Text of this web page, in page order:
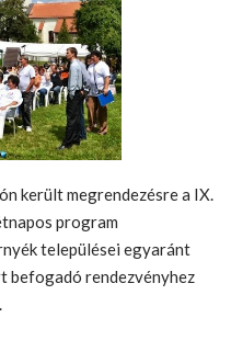
került megrendezésre a IX.
program
települései egyaránt
befogadó rendezvényhez